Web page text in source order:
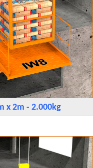
x 2m - 2.000kg